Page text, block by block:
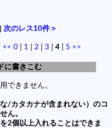
次のレス10件＞
<< 0| 1 2 3 4| 5 >>
に書きこむ
できません。
/カタカナが含まれない）のコ
ん。
2個以上入れることはできま